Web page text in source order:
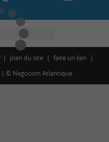
plan du site
faire un lien
© Negocom Atlantique